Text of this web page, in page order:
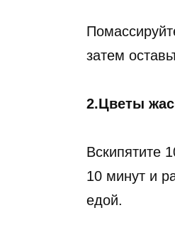
затем
2.Цветы
Вскипятите
10 минут и
едой.